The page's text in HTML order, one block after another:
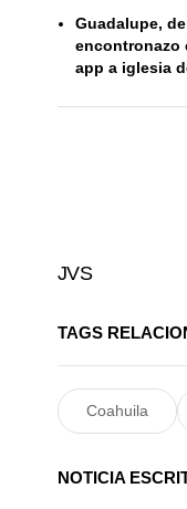
Guadalupe,
encontronazo
app a iglesia
JVS
TAGS
Coahuila
NOTICIA